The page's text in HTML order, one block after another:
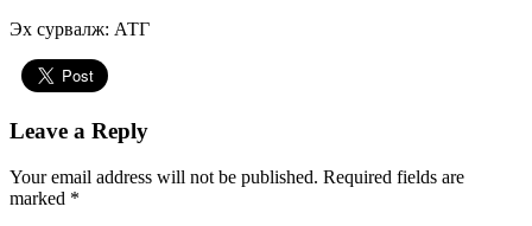
Эх сурвалж: АТГ
Leave a Reply
Your email address will not be published. Required fields are
marked *